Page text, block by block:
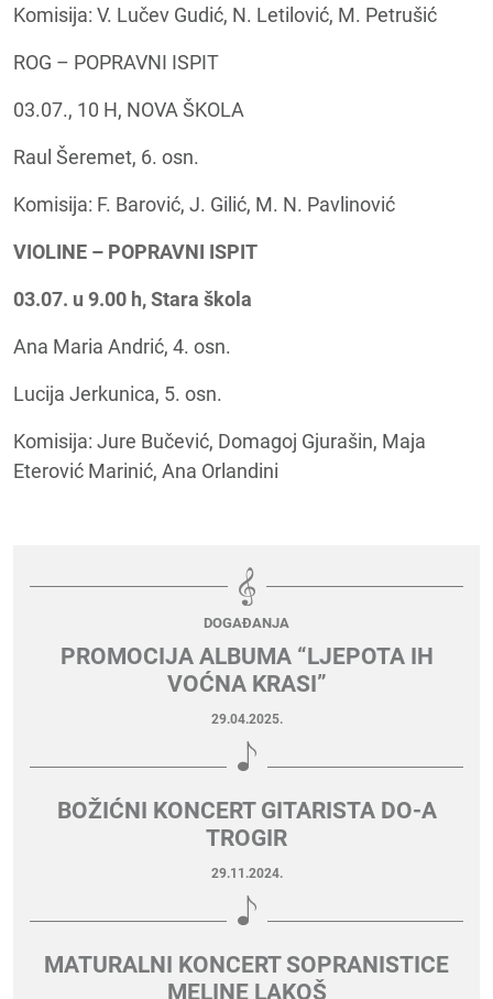
Komisija: V. Lučev Gudić, N. Letilović, M. Petrušić
ROG – POPRAVNI ISPIT
03.07., 10 H, NOVA ŠKOLA
Raul Šeremet, 6. osn.
Komisija: F. Barović, J. Gilić, M. N. Pavlinović
VIOLINE – POPRAVNI ISPIT
03.07. u 9.00 h, Stara škola
Ana Maria Andrić, 4. osn.
Lucija Jerkunica, 5. osn.
Komisija: Jure Bučević, Domagoj Gjurašin, Maja
Eterović Marinić, Ana Orlandini
DOGAĐANJA
PROMOCIJA ALBUMA “LJEPOTA IH
VOĆNA KRASI”
29.04.2025.
BOŽIĆNI KONCERT GITARISTA DO-A
TROGIR
29.11.2024.
MATURALNI KONCERT SOPRANISTICE
MELINE LAKOŠ